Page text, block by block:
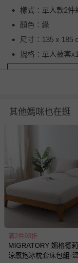
樣式：單人款2件
顏色：綠
尺寸：135 x 185
規格：單人被套
產地
本產品僅提供試
套一下，確認尺
疵等不滿意的地
商品一經使用、
其他媽咪也在逛
滿2件93折
MIGRATORY 媚格德
涼感抱冰枕套床包組-